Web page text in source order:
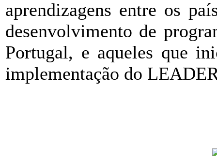
aprendizagens entre os
desenvolvimento de
Portugal, e aqueles que
implementação do